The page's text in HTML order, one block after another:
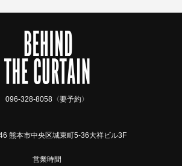
096-328-8058〈要予約〉
熊本市中央区城東町5-36大祥ビル3F
営業時間